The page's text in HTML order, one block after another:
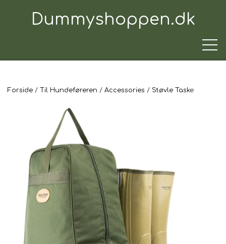
Dummyshoppen.dk
TRÆNINGSUDSTYR
TIL HUNDEN
TIL HUNDEFØREREN
TIL BILEN
Forside Til Hundeføreren Accessories Støvle Taske